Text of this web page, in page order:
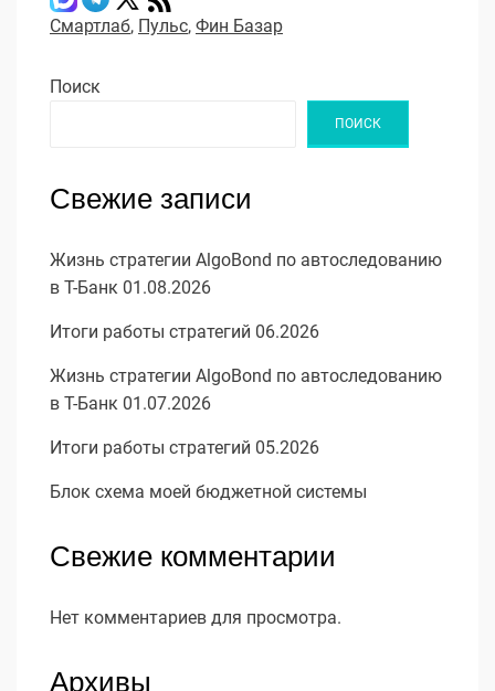
Смартлаб, Пульс, Фин Базар
Поиск
ПОИСК
Свежие записи
Жизнь стратегии AlgoBond по автоследованию
в Т-Банк 01.08.2026
Итоги работы стратегий 06.2026
Жизнь стратегии AlgoBond по автоследованию
в Т-Банк 01.07.2026
Итоги работы стратегий 05.2026
Блок схема моей бюджетной системы
Свежие комментарии
Нет комментариев для просмотра.
Архивы